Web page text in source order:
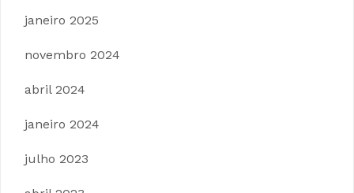
janeiro 2025
novembro 2024
abril 2024
janeiro 2024
julho 2023